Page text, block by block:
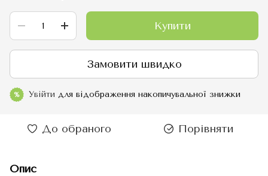
Купити
Замовити швидко
% Увійти для відображення накопичувальної знижки
До обраного Порівняти
Опис